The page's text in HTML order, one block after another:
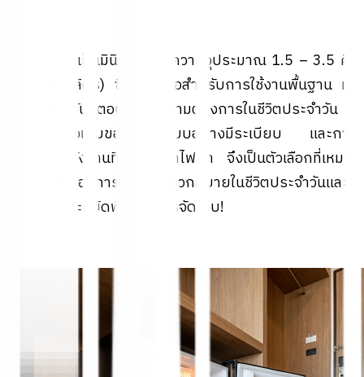
โดยทั่วไป ตู้เย็นมินิบาร์มักมีความจุประมาณ 1.5 – 3.5 คิว
(45–100 ลิตร) ซึ่งเพียงพอสำหรับการใช้งานพื้นฐาน มา
พร้อมฟังก์ชันที่ตอบสนองความต้องการในชีวิตประจำวัน
เช่น ช่องเก็บของที่ออกแบบอย่างมีระเบียบ และการ
ประหยัดพลังงานที่ช่วยลดค่าไฟฟ้า จึงเป็นตัวเลือกที่เหมาะ
สำหรับผู้ที่ต้องการความสะดวกสบายในชีวิตประจำวันและ
ต้องการประหยัดพื้นที่ในการจัดเก็บ!